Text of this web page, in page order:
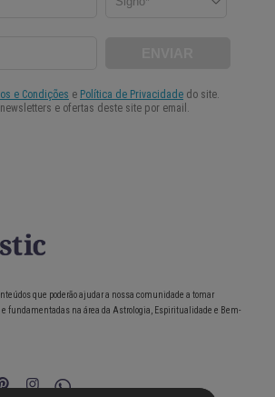
que poderão ajudar a nossa comunidade a tomar
fundamentadas na área da Astrologia, Espiritualidade e Bem-